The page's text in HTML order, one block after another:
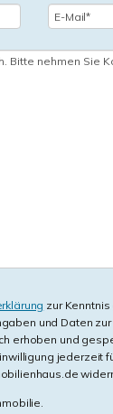
zur
und Daten
erhoben und
jederzeit